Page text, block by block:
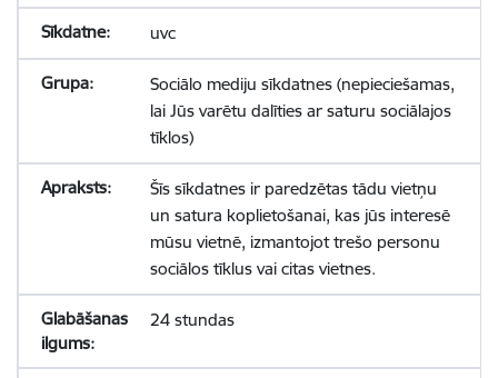
uvc
Sociālo mediju sīkdatnes (nepieciešamas,
lai Jūs varētu dalīties ar saturu sociālajos
tīklos)
Šīs sīkdatnes ir paredzētas tādu vietņu
un satura koplietošanai, kas jūs interesē
mūsu vietnē, izmantojot trešo personu
sociālos tīklus vai citas vietnes.
24 stundas